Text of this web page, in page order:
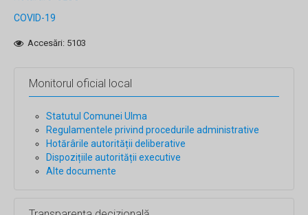
COVID-19
Accesări: 5103
Monitorul oficial local
Statutul Comunei Ulma
Regulamentele privind procedurile administrative
Hotărârile autorității deliberative
Dispozițiile autorității executive
Alte documente